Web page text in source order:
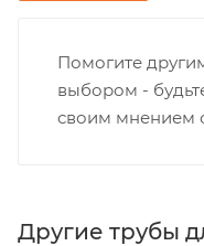
Помогите
выбором -
своим мнением
Другие трубы